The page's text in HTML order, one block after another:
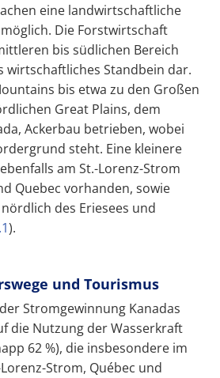
eine landwirtschaftliche
Die Forstwirtschaft
bis südlichen Bereich
wirtschaftliches Standbein dar.
bis etwa zu den Großen
Great Plains, dem
Ackerbau betrieben, wobei
steht. Eine kleinere
am St.-Lorenz-Strom
Quebec vorhanden, sowie
des Eriesees und
).
und Tourismus
Stromgewinnung Kanadas
die Nutzung der Wasserkraft
62 %), die insbesondere im
Strom, Québec und